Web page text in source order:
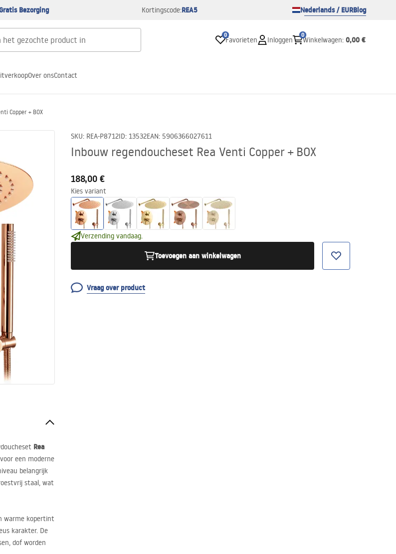
Bezorging Kortingscode:REA5 Nederlands / EURBlog
0
Favorieten Inloggen
0
Winkelwagen: 0,00 €
Over onsContact
Copper + BOX
SKU: REA-P8712ID: 13532EAN: 5906366027611
Inbouw regendoucheset Rea Venti Copper + BOX
188,00 €
Kies variant
Verzending vandaag.
Toevoegen aan winkelwagen
Vraag over product
Rea
een moderne
belangrijk
staal, wat
warme kopertint
karakter. De
dof worden